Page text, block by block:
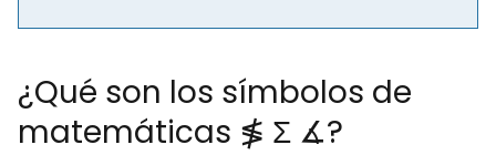
¿Qué son los símbolos de
matemáticas ≸ Σ ∡?